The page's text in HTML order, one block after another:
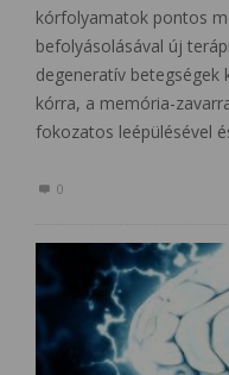
kórfolyamatok pontos
befolyásolásával új
degeneratív betegségek
kórra, a memória-
fokozatos leépülésével
0